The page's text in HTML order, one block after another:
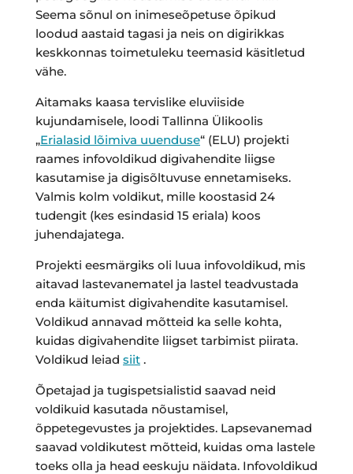
Seema sõnul on inimeseõpetuse õpikud
loodud aastaid tagasi ja neis on digirikkas
keskkonnas toimetuleku teemasid käsitletud
vähe.
Aitamaks kaasa tervislike eluviiside
kujundamisele, loodi Tallinna Ülikoolis
„Erialasid lõimiva uuenduse“ (ELU) projekti
raames infovoldikud digivahendite liigse
kasutamise ja digisõltuvuse ennetamiseks.
Valmis kolm voldikut, mille koostasid 24
tudengit (kes esindasid 15 eriala) koos
juhendajatega.
Projekti eesmärgiks oli luua infovoldikud, mis
aitavad lastevanematel ja lastel teadvustada
enda käitumist digivahendite kasutamisel.
Voldikud annavad mõtteid ka selle kohta,
kuidas digivahendite liigset tarbimist piirata.
Voldikud leiad siit .
Õpetajad ja tugispetsialistid saavad neid
voldikuid kasutada nõustamisel,
õppetegevustes ja projektides. Lapsevanemad
saavad voldikutest mõtteid, kuidas oma lastele
toeks olla ja head eeskuju näidata. Infovoldikud